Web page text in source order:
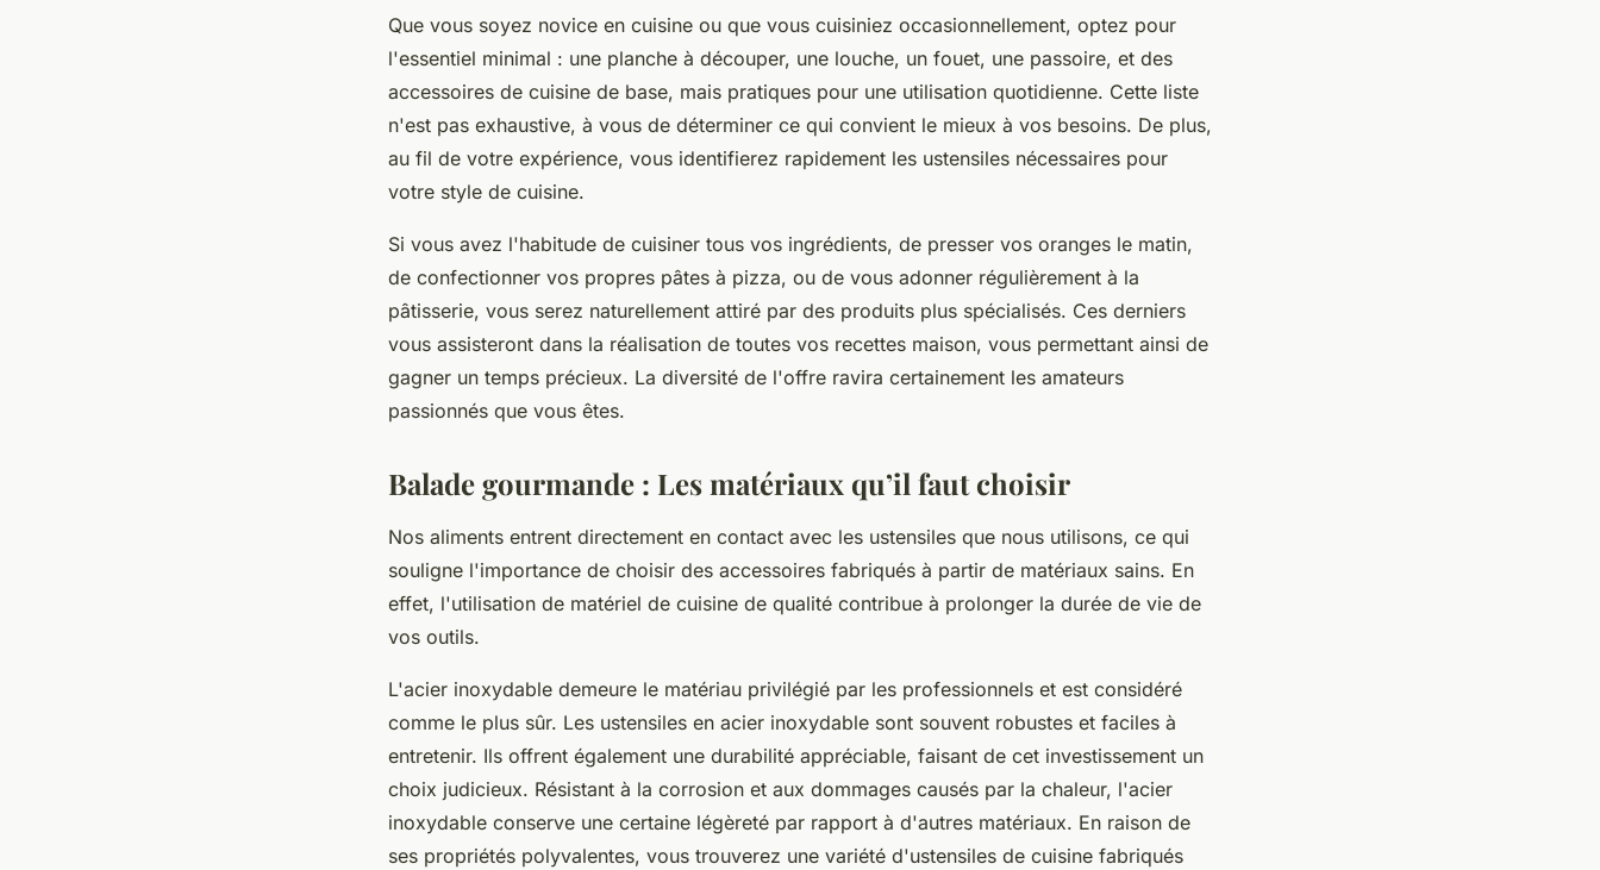
Que vous soyez novice en cuisine ou que vous cuisiniez occasionnellement, optez pour
l'essentiel minimal : une planche à découper, une louche, un fouet, une passoire, et des
accessoires de cuisine de base, mais pratiques pour une utilisation quotidienne. Cette liste
n'est pas exhaustive, à vous de déterminer ce qui convient le mieux à vos besoins. De plus,
au fil de votre expérience, vous identifierez rapidement les ustensiles nécessaires pour
votre style de cuisine.
Si vous avez l'habitude de cuisiner tous vos ingrédients, de presser vos oranges le matin,
de confectionner vos propres pâtes à pizza, ou de vous adonner régulièrement à la
pâtisserie, vous serez naturellement attiré par des produits plus spécialisés. Ces derniers
vous assisteront dans la réalisation de toutes vos recettes maison, vous permettant ainsi de
gagner un temps précieux. La diversité de l'offre ravira certainement les amateurs
passionnés que vous êtes.
Balade gourmande : Les matériaux qu’il faut choisir
Nos aliments entrent directement en contact avec les ustensiles que nous utilisons, ce qui
souligne l'importance de choisir des accessoires fabriqués à partir de matériaux sains. En
effet, l'utilisation de matériel de cuisine de qualité contribue à prolonger la durée de vie de
vos outils.
L'acier inoxydable demeure le matériau privilégié par les professionnels et est considéré
comme le plus sûr. Les ustensiles en acier inoxydable sont souvent robustes et faciles à
entretenir. Ils offrent également une durabilité appréciable, faisant de cet investissement un
choix judicieux. Résistant à la corrosion et aux dommages causés par la chaleur, l'acier
inoxydable conserve une certaine légèreté par rapport à d'autres matériaux. En raison de
ses propriétés polyvalentes, vous trouverez une variété d'ustensiles de cuisine fabriqués